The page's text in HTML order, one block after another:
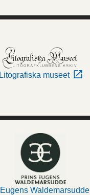
Litografiska museet
Waldemarsudde